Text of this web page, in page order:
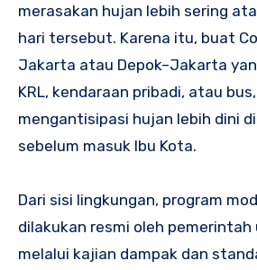
merasakan hujan lebih sering
hari tersebut. Karena itu, buat
Jakarta atau Depok–Jakarta
KRL, kendaraan pribadi, atau
mengantisipasi hujan lebih dini
sebelum masuk Ibu Kota.
Dari sisi lingkungan, program
dilakukan resmi oleh pemerintah
melalui kajian dampak dan